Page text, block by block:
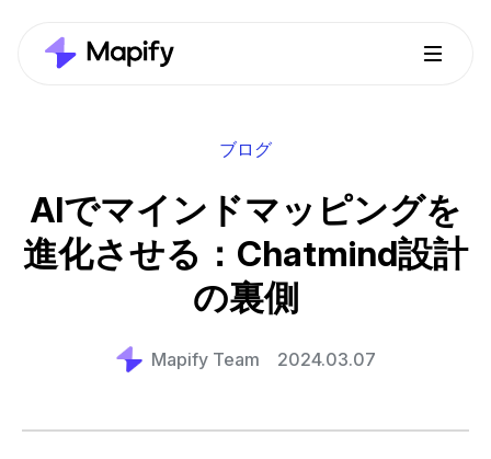
ブログ
AIでマインドマッピングを
進化させる：Chatmind設計
の裏側
Mapify Team 2024.03.07